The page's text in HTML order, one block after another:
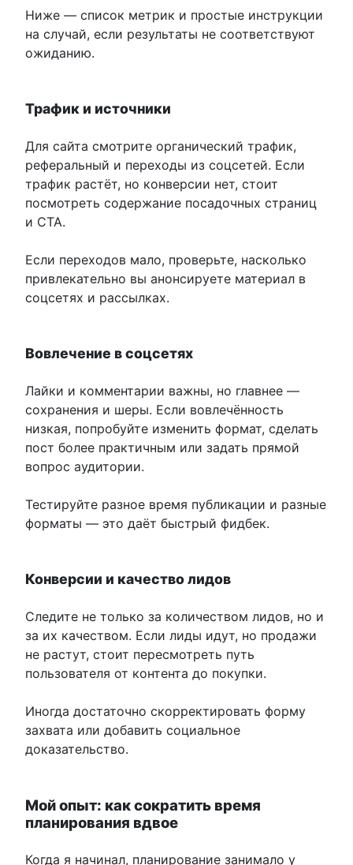
Ниже — список метрик и простые инструкции
на случай, если результаты не соответствуют
ожиданию.
Трафик и источники
Для сайта смотрите органический трафик,
реферальный и переходы из соцсетей. Если
трафик растёт, но конверсии нет, стоит
посмотреть содержание посадочных страниц
и CTA.
Если переходов мало, проверьте, насколько
привлекательно вы анонсируете материал в
соцсетях и рассылках.
Вовлечение в соцсетях
Лайки и комментарии важны, но главнее —
сохранения и шеры. Если вовлечённость
низкая, попробуйте изменить формат, сделать
пост более практичным или задать прямой
вопрос аудитории.
Тестируйте разное время публикации и разные
форматы — это даёт быстрый фидбек.
Конверсии и качество лидов
Следите не только за количеством лидов, но и
за их качеством. Если лиды идут, но продажи
не растут, стоит пересмотреть путь
пользователя от контента до покупки.
Иногда достаточно скорректировать форму
захвата или добавить социальное
доказательство.
Мой опыт: как сократить время
планирования вдвое
Когда я начинал, планирование занимало у